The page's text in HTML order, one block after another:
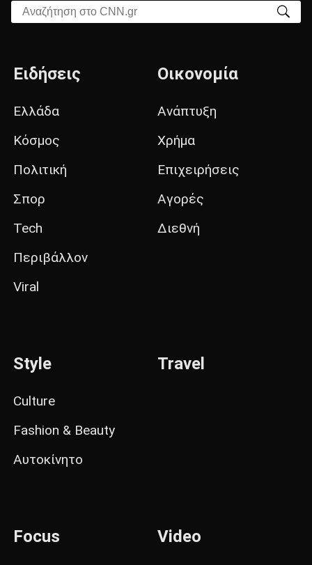
Αναζήτηση στο CNN.gr
Ειδήσεις
Ελλάδα
Κόσμος
Πολιτική
Σπορ
Tech
Περιβάλλον
Viral
Οικονομία
Ανάπτυξη
Χρήμα
Επιχειρήσεις
Αγορές
Διεθνή
Style
Culture
Fashion & Beauty
Αυτοκίνητο
Travel
Focus Video